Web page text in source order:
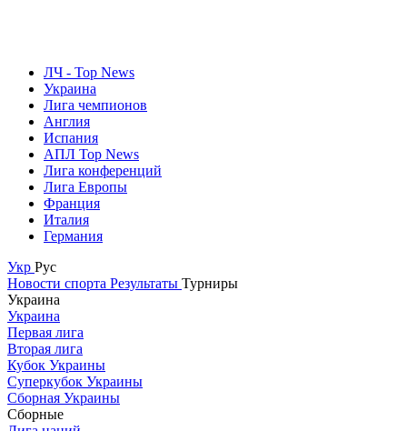
ЛЧ - Top News
Украина
Лига чемпионов
Англия
Испания
АПЛ Top News
Лига конференций
Лига Европы
Франция
Италия
Германия
Укр Рус
Новости спорта Результаты Турниры
Украина
Украина
Первая лига
Вторая лига
Кубок Украины
Суперкубок Украины
Сборная Украины
Сборные